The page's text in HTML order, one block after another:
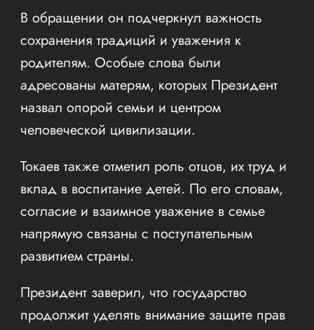
В обращении он подчеркнул важность
сохранения традиций и уважения к
родителям. Особые слова были
адресованы матерям, которых Президент
назвал опорой семьи и центром
человеческой цивилизации.
Токаев также отметил роль отцов, их труд и
вклад в воспитание детей. По его словам,
согласие и взаимное уважение в семье
напрямую связаны с поступательным
развитием страны.
Президент заверил, что государство
продолжит уделять внимание защите прав